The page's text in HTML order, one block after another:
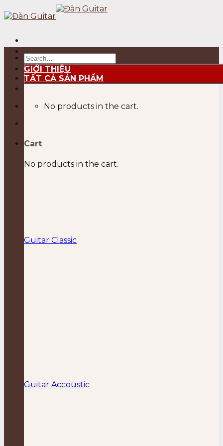
to
Search
for:
No products in the cart.
Cart
No products in the cart.
GIỚI THIỆU
TẤT CẢ SẢN PHẨM
Guitar Classic
Guitar Accoustic